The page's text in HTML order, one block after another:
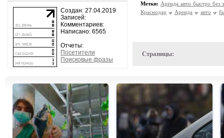
Создан: 27.04.2019
Записей:
Комментариев:
Написано: 6565
Отчеты:
Посетители
Поисковые фразы
Метки: Аренда авто быстро без
Краснодар
Аренда авто
Страницы: